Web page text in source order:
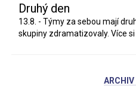
Druhý den
13.8. - Týmy za sebou mají
skupiny zdramatizovaly. Více